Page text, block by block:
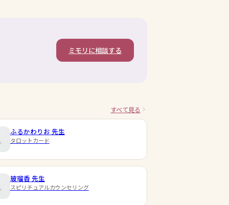
ミモリに相談する
すべて見る
ふるかわりお 先生
タロットカード
玻瑠香 先生
スピリチュアルカウンセリング